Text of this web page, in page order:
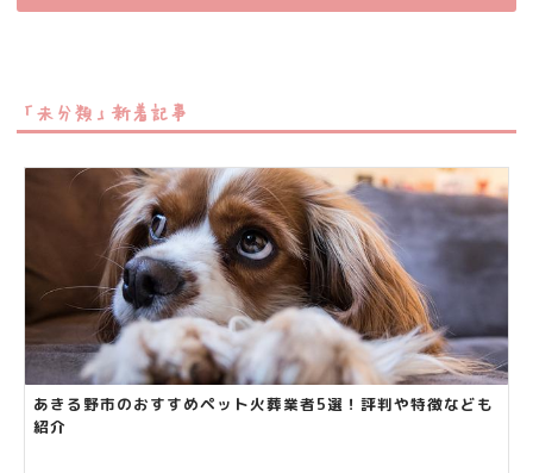
「未分類」新着記事
あきる野市のおすすめペット火葬業者5選！評判や特徴なども
紹介